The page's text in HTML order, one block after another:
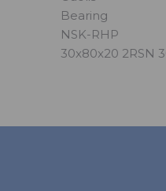
Bearing
NSK-RHP
30x80x20 2RSN